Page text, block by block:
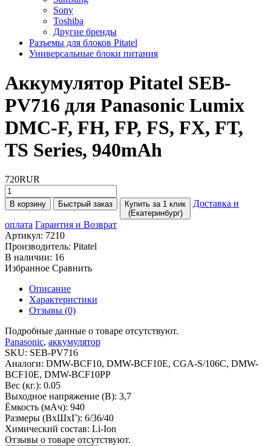
Sony
Toshiba
Другие бренды
Разъемы для блоков Pitatel
Универсальные блоки питания
Аккумулятор Pitatel SEB-
PV716 для Panasonic Lumix
DMC-F, FH, FP, FS, FX, FT,
TS Series, 940mAh
720RUR
В корзину Быстрый заказ
Купить за 1 клик
(Екатеринбург)
Доставка и
оплата Гарантия и Возврат
Артикул: 7210
Производитель: Pitatel
В наличии: 16
Избранное Сравнить
Описание
Характеристики
Отзывы (0)
Подробные данные о товаре отсутствуют.
Panasonic, аккумулятор
SKU: SEB-PV716
Аналоги: DMW-BCF10, DMW-BCF10E, CGA-S/106C, DMW-
BCF10E, DMW-BCF10PP
Вес (кг.): 0.05
Выходное напряжение (В): 3,7
Ёмкость (мАч): 940
Размеры (ВxШxГ): 6/36/40
Химический состав: Li-Ion
Отзывы о товаре отсутствуют.